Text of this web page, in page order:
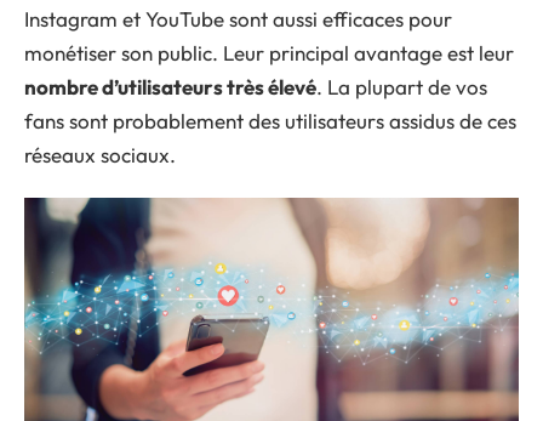
Instagram et YouTube sont aussi efficaces pour
monétiser son public. Leur principal avantage est leur
nombre d’utilisateurs très élevé. La plupart de vos
fans sont probablement des utilisateurs assidus de ces
réseaux sociaux.